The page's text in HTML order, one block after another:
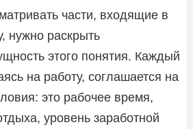
части, входящие в
нужно раскрыть
этого понятия. Каждый
на работу, соглашается на
это рабочее время,
уровень заработной